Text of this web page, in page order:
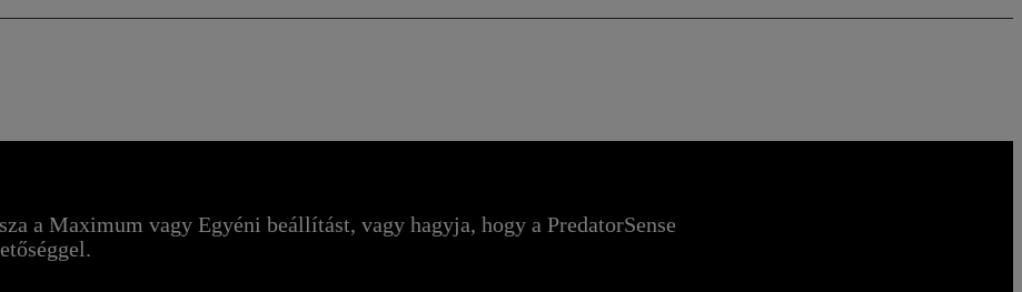
a Maximum vagy Egyéni beállítást, vagy hagyja, hogy a PredatorSense